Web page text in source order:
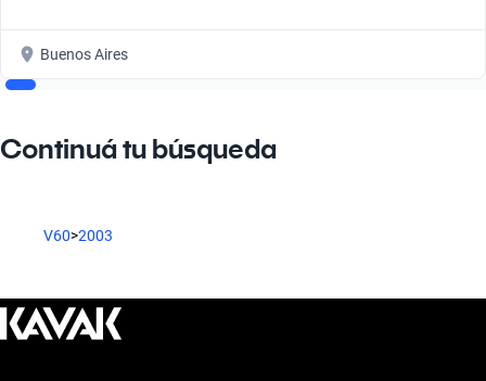
Buenos Aires
Continuá tu búsqueda
V60>2003